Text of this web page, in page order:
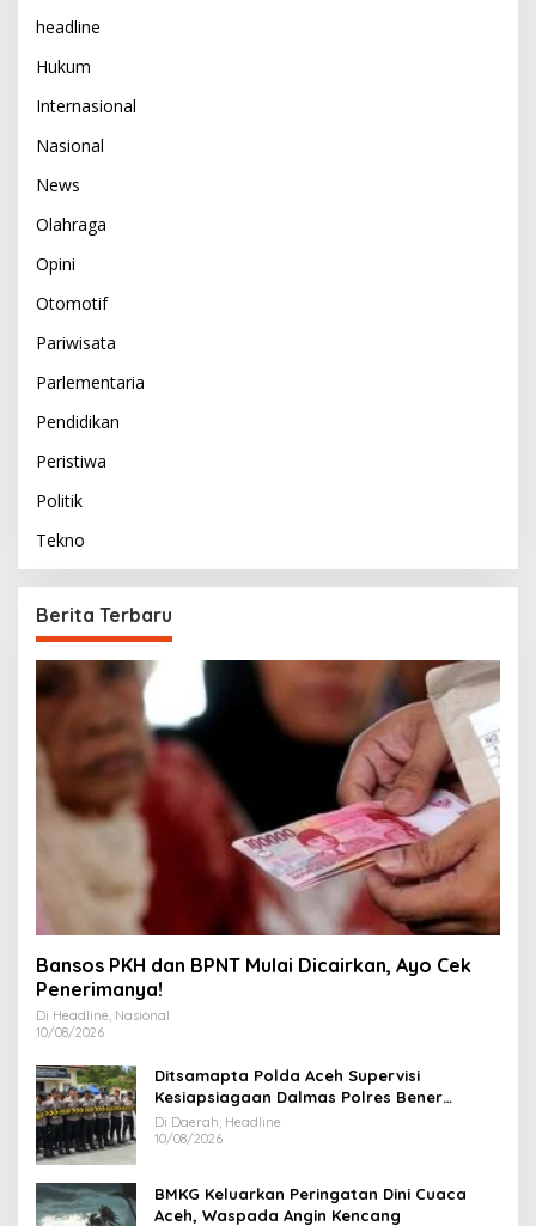
headline
Hukum
Internasional
Nasional
News
Olahraga
Opini
Otomotif
Pariwisata
Parlementaria
Pendidikan
Peristiwa
Politik
Tekno
Berita Terbaru
Bansos PKH dan BPNT Mulai Dicairkan, Ayo Cek
Penerimanya!
Di Headline, Nasional
10/08/2026
Ditsamapta Polda Aceh Supervisi
Kesiapsiagaan Dalmas Polres Bener
Meriah
Di Daerah, Headline
10/08/2026
BMKG Keluarkan Peringatan Dini Cuaca
Aceh, Waspada Angin Kencang